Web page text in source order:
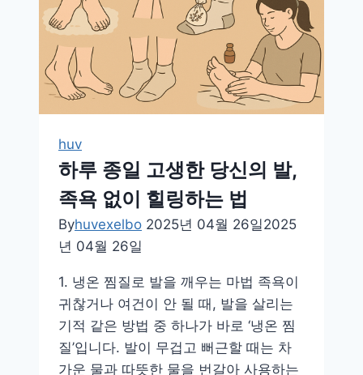
하
는
쉬
운
huv
하루 종일 고생한 당신의 발,
족욕 없이 힐링하는 법
Byhuvexelbo 2025년 04월 26일2025
년 04월 26일
1. 냉온 찜질로 발을 깨우는 마법 족욕이
귀찮거나 여건이 안 될 때, 발을 살리는
기적 같은 방법 중 하나가 바로 ‘냉온 찜
질’입니다. 발이 무겁고 뻐근할 때는 차
가운 물과 따뜻한 물을 번갈아 사용하는